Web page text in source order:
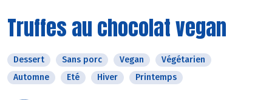
Truffes au chocolat vegan
Dessert Sans porc Vegan
Végétarien
Automne
Eté Hiver Printemps